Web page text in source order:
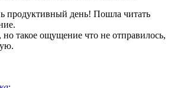
продуктивный день! Пошла читать
но такое ощущение что не отправилось,